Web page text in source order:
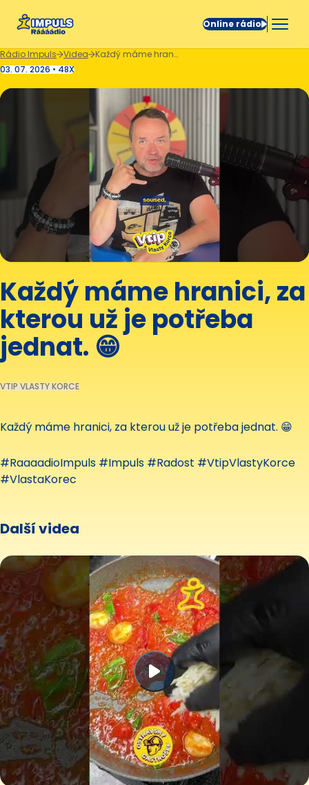
Online rádio
Rádio Impuls Videa
Každý máme hranici, za kterou už je potřeba jednat. 😁
03. 07. 2026 • 48X
Každý máme hranici, za
kterou už je potřeba
jednat. 😁
VTIP VLASTY KORCE
Každý máme hranici, za kterou už je potřeba jednat. 😁
#RaaaadioImpuls #Impuls #Radost #VtipVlastyKorce
#VlastaKorec
Další videa